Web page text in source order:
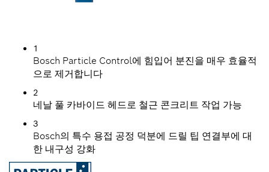
1
Bosch Particle Control에 힘입어 분진을 매우 효율적
으로 제거합니다
2
네날 풀 카바이드 헤드로 철근 콘크리트 작업 가능
3
Bosch의 특수 용접 공정 덕분에 드릴 팁 연결부에 대
한 내구성 강화